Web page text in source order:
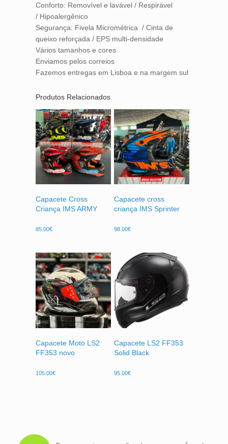
Conforto: Removível e lavável / Respirável
/ Hipoalergênico
Segurança: Fivela Micrométrica / Cinta de
queixo reforçada / EPS multi-densidade
Vários tamanhos e cores
Enviamos pelos correios
Fazemos entregas em Lisboa e na margem sul
Produtos Relacionados
Capacete Cross
Criança IMS ARMY
85.00€
Capacete cross
criança IMS Sprinter
98.00€
Capacete Moto LS2
FF353 novo
105.00€
Capacete LS2 FF353
Solid Black
95.00€